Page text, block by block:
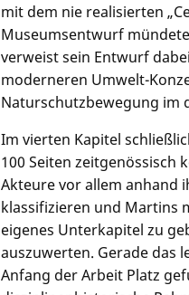
mit dem nie realisierten
Museumsentwurf
verweist sein Entwurf
moderneren Umwelt-
Naturschutzbewegung im
Im vierten Kapitel
100 Seiten
Akteure vor allem anhand
klassifizieren und Martins
eigenes Unterkapitel zu
auszuwerten. Gerade das
Anfang der Arbeit Platz